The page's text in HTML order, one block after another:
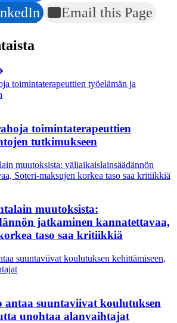
Email this Page
toimintaterapeuttien
tutkimukseen
muutoksista:
jatkaminen kannatettavaa,
taso saa kritiikkiä
antaa suuntaviivat koulutuksen
unohtaa alanvaihtajat